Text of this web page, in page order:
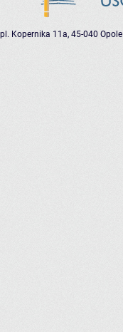
pl. Kopernika 11a, 45-040 Opole